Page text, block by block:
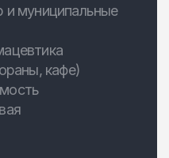
и муниципальные
кафе)